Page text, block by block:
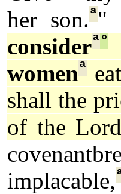
her son.ª"
considerª°
womenª eat
shall the
of the
implacable,